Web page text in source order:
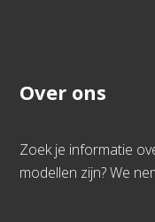
Over ons
Zoek je informatie
modellen zijn? We